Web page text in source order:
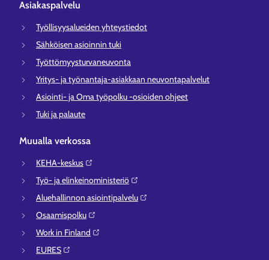
Asiakaspalvelu
Työllisyysalueiden yhteystiedot
Sähköisen asioinnin tuki
Työttömyysturvaneuvonta
Yritys- ja työnantaja-asiakkaan neuvontapalvelut
Asiointi- ja Oma työpolku -osioiden ohjeet
Tuki ja palaute
Muualla verkossa
KEHA-keskus⁠
Työ- ja elinkeinoministeriö⁠
Aluehallinnon asiointipalvelu⁠
Osaamispolku⁠
Work in Finland⁠
EURES⁠